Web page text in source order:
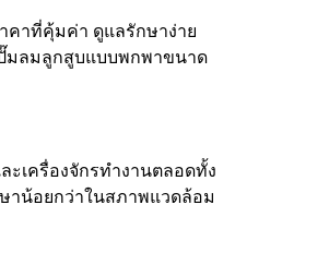
คาที่คุ้มค่า ดูแลรักษาง่าย
มลมลูกสูบแบบพกพาขนาด
ะเครื่องจักรทำงานตลอดทั้ง
าน้อยกว่าในสภาพแวดล้อม